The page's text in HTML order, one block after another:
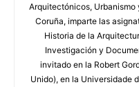
Arquitectónicos, Urbanismo
Coruña, imparte las
Historia de la
Investigación y
invitado en la Robert
Unido), en la Universidade